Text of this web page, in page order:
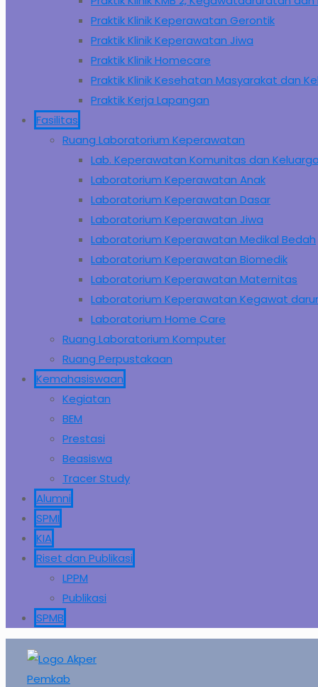
Praktik Klinik Keperawatan Gerontik
Praktik Klinik Keperawatan Jiwa
Praktik Klinik Homecare
Praktik Klinik Kesehatan Masyarakat dan
Praktik Kerja Lapangan
Fasilitas
Ruang Laboratorium Keperawatan
Lab. Keperawatan Komunitas dan Keluarga
Laboratorium Keperawatan Anak
Laboratorium Keperawatan Dasar
Laboratorium Keperawatan Jiwa
Laboratorium Keperawatan Medikal Bedah
Laboratorium Keperawatan Biomedik
Laboratorium Keperawatan Maternitas
Laboratorium Keperawatan Kegawat
Laboratorium Home Care
Ruang Laboratorium Komputer
Ruang Perpustakaan
Kemahasiswaan
Kegiatan
BEM
Prestasi
Beasiswa
Tracer Study
Alumni
SPMI
KIA
Riset dan Publikasi
LPPM
Publikasi
SPMB